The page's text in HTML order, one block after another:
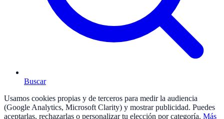
Buscar
Usamos cookies propias y de terceros para medir la audiencia
(Google Analytics, Microsoft Clarity) y mostrar publicidad. Puedes
aceptarlas, rechazarlas o personalizar tu elección por categoría. Más